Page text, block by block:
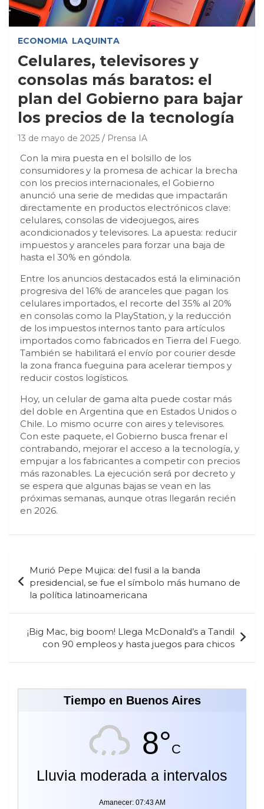
ECONOMIA LAQUINTA
Celulares, televisores y
consolas más baratos: el
plan del Gobierno para bajar
los precios de la tecnología
13 de mayo de 2025 Prensa IA
Con la mira puesta en el bolsillo de los
consumidores y la promesa de achicar la brecha
con los precios internacionales, el Gobierno
anunció una serie de medidas que impactarán
directamente en productos electrónicos clave:
celulares, consolas de videojuegos, aires
acondicionados y televisores. La apuesta: reducir
impuestos y aranceles para forzar una baja de
hasta el 30% en góndola.
Entre los anuncios destacados está la eliminación
progresiva del 16% de aranceles que pagan los
celulares importados, el recorte del 35% al 20%
en consolas como la PlayStation, y la reducción
de los impuestos internos tanto para artículos
importados como fabricados en Tierra del Fuego.
También se habilitará el envío por courier desde
la zona franca fueguina para acelerar tiempos y
reducir costos logísticos.
Hoy, un celular de gama alta puede costar más
del doble en Argentina que en Estados Unidos o
Chile. Lo mismo ocurre con aires y televisores.
Con este paquete, el Gobierno busca frenar el
contrabando, mejorar el acceso a la tecnología, y
empujar a los fabricantes a competir con precios
más razonables. La ejecución será por decreto y
se espera que algunas bajas se vean en las
próximas semanas, aunque otras llegarán recién
en 2026.
de
entradas
Murió Pepe Mujica: del fusil a la banda
presidencial, se fue el símbolo más humano de
la política latinoamericana
¡Big Mac, big boom! Llega McDonald’s a Tandil
con 90 empleos y hasta juegos para chicos
Tiempo en Buenos Aires
8°C
Lluvia moderada a intervalos
Amanecer: 07:43 AM